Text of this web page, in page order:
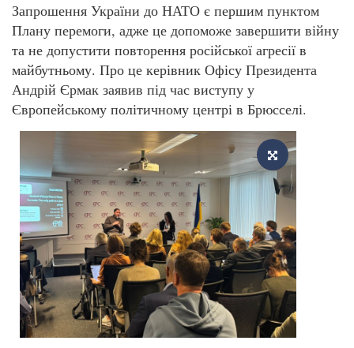
Запрошення України до НАТО є першим пунктом
Плану перемоги, адже це допоможе завершити війну
та не допустити повторення російської агресії в
майбутньому. Про це керівник Офісу Президента
Андрій Єрмак заявив під час виступу у
Європейському політичному центрі в Брюсселі.